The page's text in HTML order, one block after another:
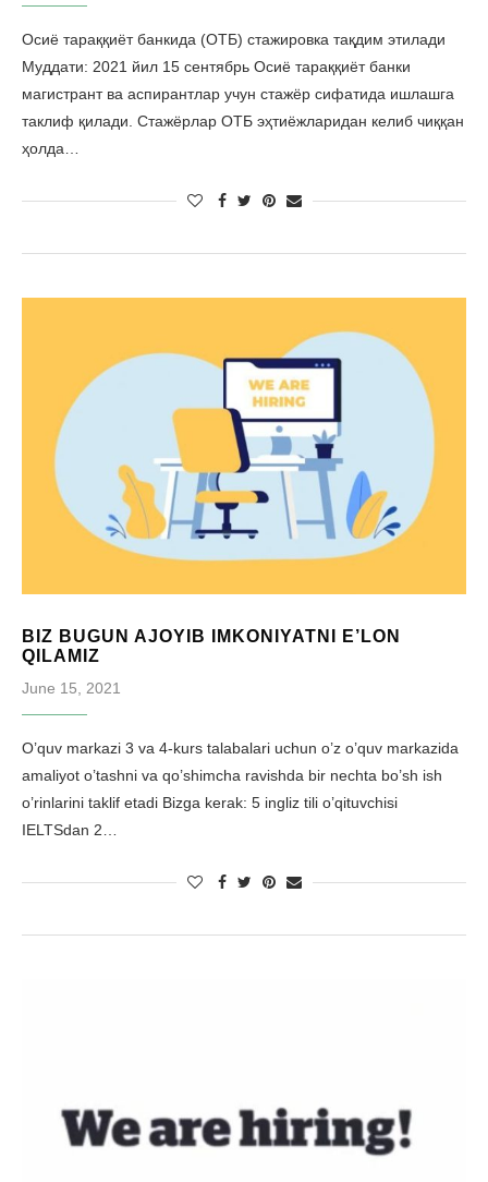
Осиё тараққиёт банкида (ОТБ) стажировка тақдим этилади
Муддати: 2021 йил 15 сентябрь Осиё тараққиёт банки
магистрант ва аспирантлар учун стажёр сифатида ишлашга
таклиф қилади. Стажёрлар ОТБ эҳтиёжларидан келиб чиққан
ҳолда…
BIZ BUGUN AJOYIB IMKONIYATNI E’LON
QILAMIZ
June 15, 2021
O’quv markazi 3 va 4-kurs talabalari uchun o’z o’quv markazida
amaliyot o’tashni va qo’shimcha ravishda bir nechta bo’sh ish
o’rinlarini taklif etadi Bizga kerak: 5 ingliz tili o’qituvchisi
IELTSdan 2…